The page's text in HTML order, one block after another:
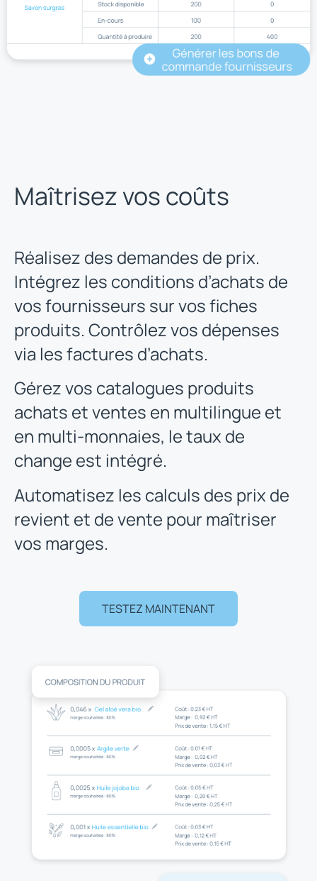
Maîtrisez vos coûts
Réalisez des demandes de prix.
Intégrez les conditions d’achats de
vos fournisseurs sur vos fiches
produits. Contrôlez vos dépenses
via les factures d’achats.
Gérez vos catalogues produits
achats et ventes en multilingue et
en multi-monnaies, le taux de
change est intégré.
Automatisez les calculs des prix de
revient et de vente pour maîtriser
vos marges.
TESTEZ MAINTENANT